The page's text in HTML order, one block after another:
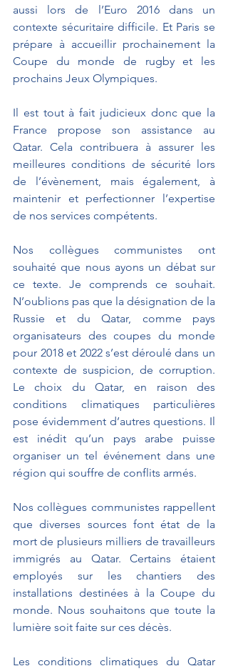
aussi lors de l’Euro 2016 dans un
contexte sécuritaire difficile. Et Paris se
prépare à accueillir prochainement la
Coupe du monde de rugby et les
prochains Jeux Olympiques.
Il est tout à fait judicieux donc que la
France propose son assistance au
Qatar. Cela contribuera à assurer les
meilleures conditions de sécurité lors
de l’évènement, mais également, à
maintenir et perfectionner l’expertise
de nos services compétents.
Nos collègues communistes ont
souhaité que nous ayons un débat sur
ce texte. Je comprends ce souhait.
N’oublions pas que la désignation de la
Russie et du Qatar, comme pays
organisateurs des coupes du monde
pour 2018 et 2022 s’est déroulé dans un
contexte de suspicion, de corruption.
Le choix du Qatar, en raison des
conditions climatiques particulières
pose évidemment d’autres questions. Il
est inédit qu’un pays arabe puisse
organiser un tel événement dans une
région qui souffre de conflits armés.
Nos collègues communistes rappellent
que diverses sources font état de la
mort de plusieurs milliers de travailleurs
immigrés au Qatar. Certains étaient
employés sur les chantiers des
installations destinées à la Coupe du
monde. Nous souhaitons que toute la
lumière soit faite sur ces décès.
Les conditions climatiques du Qatar